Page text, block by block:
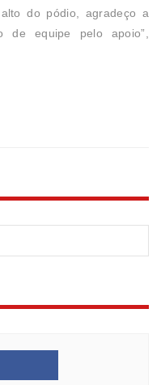
do pódio, agradeço a
de equipe pelo apoio”,